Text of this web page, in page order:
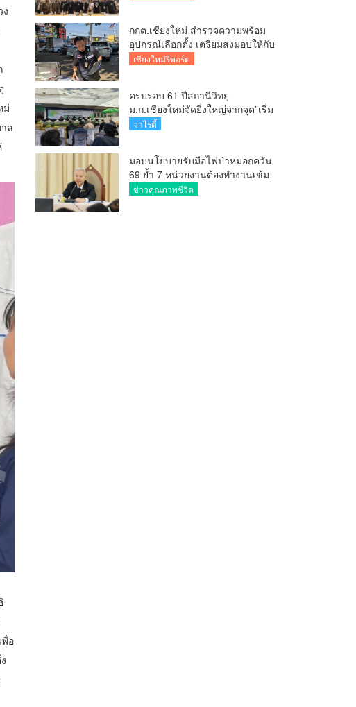
ม่
ล
อ
กกต.เชียงใหม่ สำรวจความพร้อม
อุปกรณ์เลือกตั้ง เตรียมส่งมอบให้กับ
ทุกหน่วยเลือกตั้งในวันพรุ่งนี้
เชียงใหม่รีพอร์ต
ครบรอบ 61 ปีสถานีวิทยุ
ม.ก.เชียงใหม่จัดยิ่งใหญ่จากจุด”เริ่ม
ต้นจากเสาไม้ไผ่ จนถึงวันที่มี
วาไรตี้
มอบนโยบายรับมือไฟป่าหมอกควัน
69 ย้ำ 7 หน่วยงานต้องทำงานเข้ม
ข้น ชี้ “ผู้ว่า” คีย์แมนสำคัญทำ
ข่าวคุณภาพชีวิต